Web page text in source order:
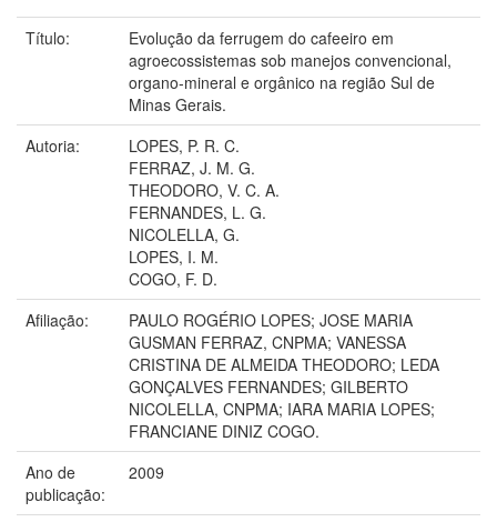
Título:
Evolução da ferrugem do cafeeiro em
agroecossistemas sob manejos convencional,
organo-mineral e orgânico na região Sul de
Minas Gerais.
Autoria:
LOPES, P. R. C.
FERRAZ, J. M. G.
THEODORO, V. C. A.
FERNANDES, L. G.
NICOLELLA, G.
LOPES, I. M.
COGO, F. D.
Afiliação:
PAULO ROGÉRIO LOPES; JOSE MARIA
GUSMAN FERRAZ, CNPMA; VANESSA
CRISTINA DE ALMEIDA THEODORO; LEDA
GONÇALVES FERNANDES; GILBERTO
NICOLELLA, CNPMA; IARA MARIA LOPES;
FRANCIANE DINIZ COGO.
Ano de
publicação:
2009